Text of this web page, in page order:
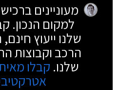
מעוניינים
למקום הנכון.
שלנו ייעוץ
הרכב וקבוצות
שלנו. קבלו